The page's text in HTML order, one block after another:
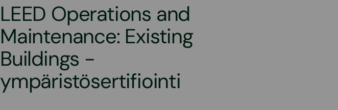
LEED Operations and
Maintenance: Existing
Buildings -
ympäristösertifiointi